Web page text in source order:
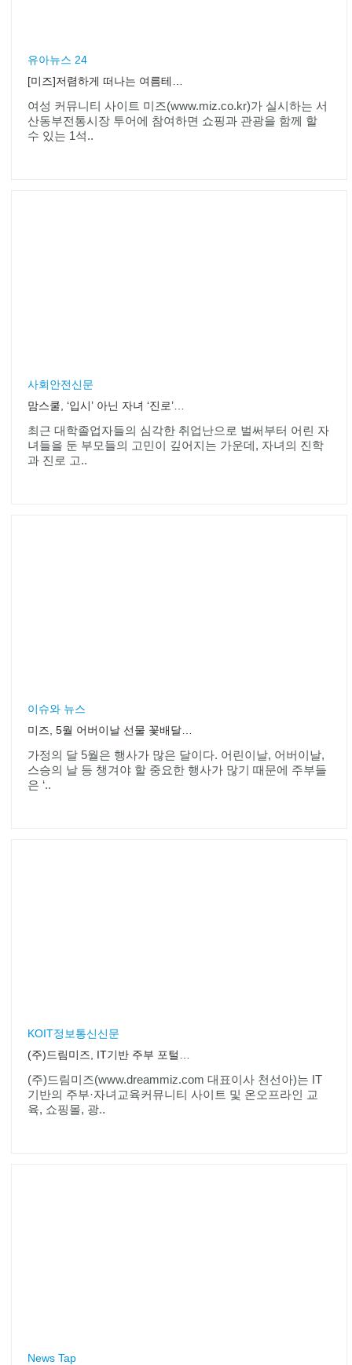
유아뉴스 24
[미즈]저렴하게 떠나는 여름테마여행, 서산으로 함께 떠나요
여성 커뮤니티 사이트 미즈(www.miz.co.kr)가 실시하는 서
산동부전통시장 투어에 참여하면 쇼핑과 관광을 함께 할
수 있는 1석..
사회안전신문
최근 대학졸업자들의 심각한 취업난으로 벌써부터 어린 자
녀들을 둔 부모들의 고민이 깊어지는 가운데, 자녀의 진학
과 진로 고..
이슈와 뉴스
가정의 달 5월은 행사가 많은 달이다. 어린이날, 어버이날,
스승의 날 등 챙겨야 할 중요한 행사가 많기 때문에 주부들
은 ‘..
KOIT정보통신신문
(주)드림미즈(www.dreammiz.com 대표이사 천선아)는 IT
기반의 주부·자녀교육커뮤니티 사이트 및 온오프라인 교
육, 쇼핑몰, 광..
News Tap